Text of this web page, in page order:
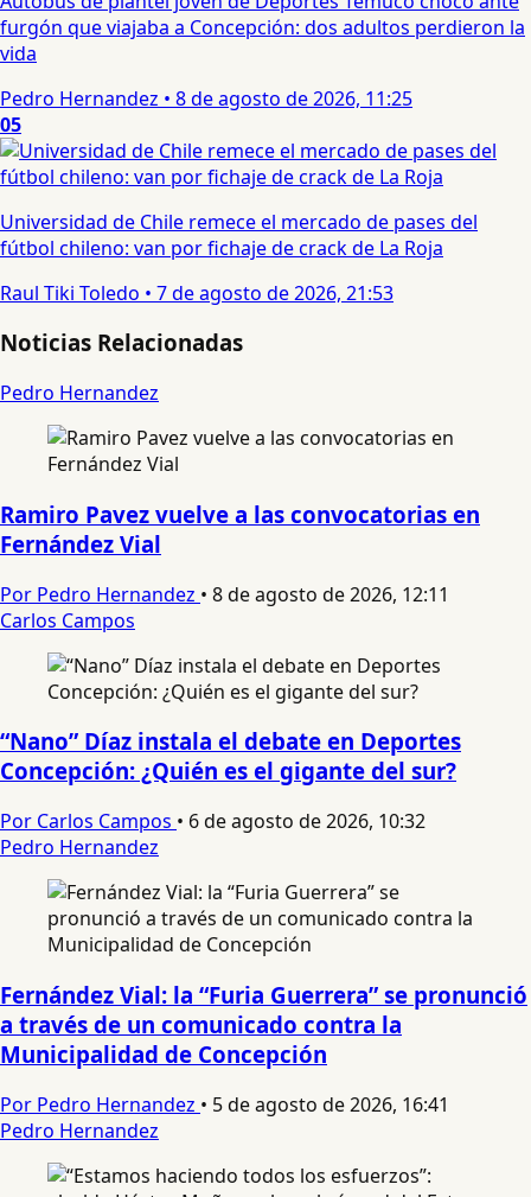
furgón que viajaba a Concepción: dos adultos perdieron la
vida
Pedro Hernandez • 8 de agosto de 2026, 11:25
05
Universidad de Chile remece el mercado de pases del
fútbol chileno: van por fichaje de crack de La Roja
Raul Tiki Toledo • 7 de agosto de 2026, 21:53
Noticias Relacionadas
Pedro Hernandez
Ramiro Pavez vuelve a las convocatorias en
Fernández Vial
Por Pedro Hernandez • 8 de agosto de 2026, 12:11
Carlos Campos
“Nano” Díaz instala el debate en Deportes
Concepción: ¿Quién es el gigante del sur?
Por Carlos Campos • 6 de agosto de 2026, 10:32
Pedro Hernandez
Fernández Vial: la “Furia Guerrera” se pronunció
a través de un comunicado contra la
Municipalidad de Concepción
Por Pedro Hernandez • 5 de agosto de 2026, 16:41
Pedro Hernandez